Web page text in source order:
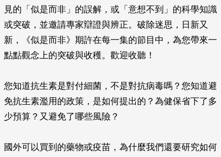
見的「似是而非」的誤解，或「意想不到」的科學知識
或突破，並邀請專家辯證與辨正。破除迷思，日新又
新，《似是而非》期許在每一集的節目中，為您帶來一
點點觀念上的突破與收穫。歡迎收聽！
您知道抗生素是對付細菌，不是對抗病毒嗎？您知道避
免抗生素濫用的政策，是如何提出的？為健保省下了多
少預算？又避免了哪些風險？
國外可以買到的藥物或疫苗，為什麼我們還要研究如何